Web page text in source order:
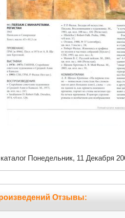
Понедельник, 11 Декабря
Отзывы: